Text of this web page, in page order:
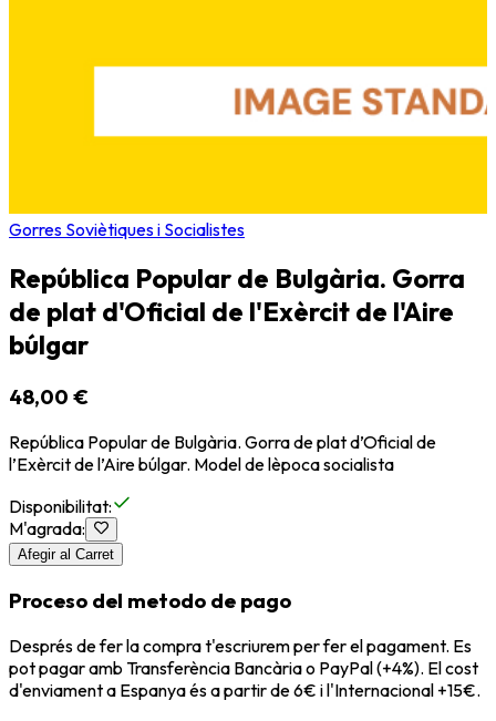
Gorres Soviètiques i Socialistes
República Popular de Bulgària. Gorra
de plat d'Oficial de l'Exèrcit de l'Aire
búlgar
48,00 €
República Popular de Bulgària. Gorra de plat d’Oficial de
l’Exèrcit de l’Aire búlgar. Model de lèpoca socialista
Disponibilitat:
M'agrada:
Afegir al Carret
Proceso del metodo de pago
Després de fer la compra t'escriurem per fer el pagament. Es
pot pagar amb Transferència Bancària o PayPal (+4%). El cost
d'enviament a Espanya és a partir de 6€ i l'Internacional +15€.